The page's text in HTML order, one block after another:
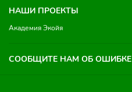
НАШИ ПРОЕКТЫ
Академия Экойя
СООБЩИТЕ НАМ ОБ ОШИБКЕ